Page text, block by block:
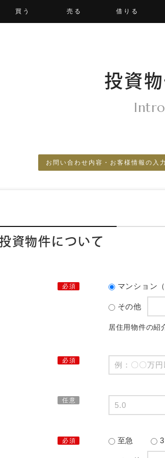
買う 売る 借りる
投資
お問い合わせ内容・お客様情報の入力
資物件について
必須 マンション（
その他
居住用物件の紹
必須
任意
必須 至急